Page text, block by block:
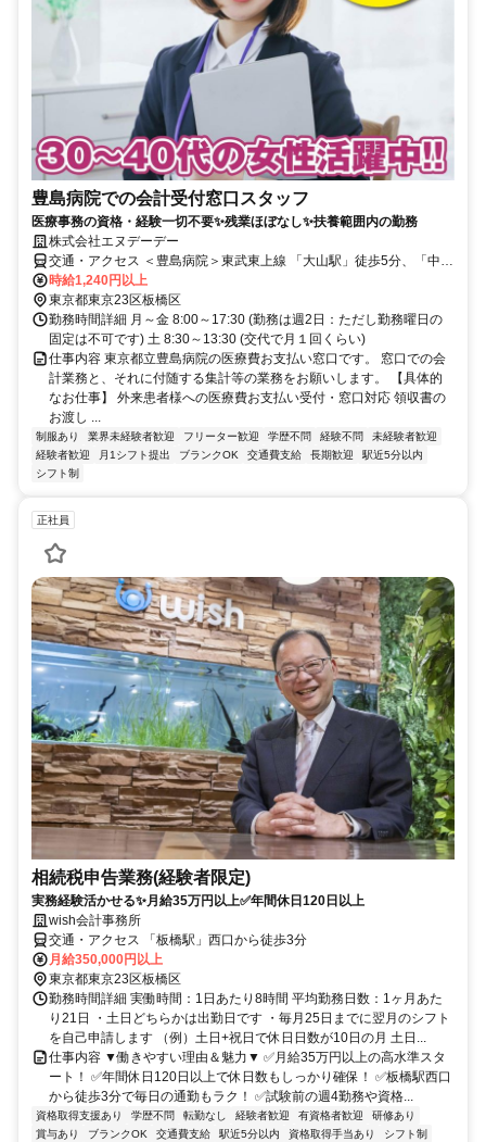
豊島病院での会計受付窓口スタッフ
医療事務の資格・経験一切不要✨残業ほぼなし✨扶養範囲内の勤務
株式会社エヌデーデー
交通・アクセス ＜豊島病院＞東武東上線 「大山駅」徒歩5分、「中板
橋駅」徒歩7分、 都営三田線「板橋区役所前駅」徒歩10分
時給1,240円以上
東京都東京23区板橋区
勤務時間詳細 月～金 8:00～17:30 (勤務は週2日：ただし勤務曜日の
固定は不可です) 土 8:30～13:30 (交代で月１回くらい)
仕事内容 東京都立豊島病院の医療費お支払い窓口です。 窓口での会
計業務と、それに付随する集計等の業務をお願いします。 【具体的
なお仕事】 外来患者様への医療費お支払い受付・窓口対応 領収書の
お渡し ...
制服あり 業界未経験者歓迎 フリーター歓迎 学歴不問 経験不問
未経験者歓迎
経験者歓迎
月1シフト提出 ブランクOK 交通費支給 長期歓迎
駅近5分以内
シフト制
正社員
相続税申告業務(経験者限定)
実務経験活かせる✨月給35万円以上✅年間休日120日以上
wish会計事務所
交通・アクセス 「板橋駅」西口から徒歩3分
月給350,000円以上
東京都東京23区板橋区
勤務時間詳細 実働時間：1日あたり8時間 平均勤務日数：1ヶ月あた
り21日 ・土日どちらかは出勤日です ・毎月25日までに翌月のシフト
を自己申請します （例）土日+祝日で休日日数が10日の月 土日...
仕事内容 ▼働きやすい理由＆魅力▼ ✅月給35万円以上の高水準スタ
ート！ ✅年間休日120日以上で休日数もしっかり確保！ ✅板橋駅西口
から徒歩3分で毎日の通勤もラク！ ✅試験前の週4勤務や資格...
資格取得支援あり 学歴不問 転勤なし 経験者歓迎 有資格者歓迎
研修あり
賞与あり
ブランクOK 交通費支給 駅近5分以内 資格取得手当あり シフト制